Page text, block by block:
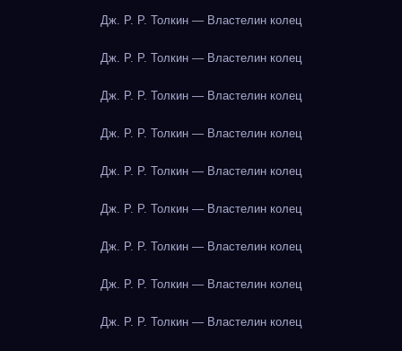
Дж. Р. Р. Толкин — Властелин колец
Дж. Р. Р. Толкин — Властелин колец
Дж. Р. Р. Толкин — Властелин колец
Дж. Р. Р. Толкин — Властелин колец
Дж. Р. Р. Толкин — Властелин колец
Дж. Р. Р. Толкин — Властелин колец
Дж. Р. Р. Толкин — Властелин колец
Дж. Р. Р. Толкин — Властелин колец
Дж. Р. Р. Толкин — Властелин колец